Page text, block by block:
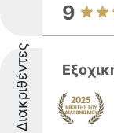
9
Διακριθέντες